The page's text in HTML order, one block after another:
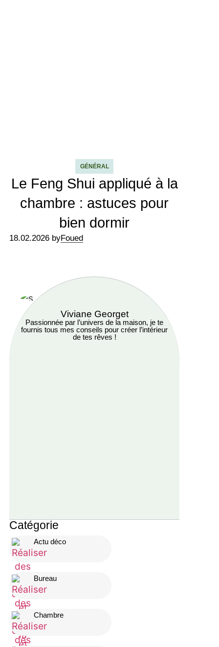
GÉNÉRAL
Le Feng Shui appliqué à la
chambre : astuces pour
bien dormir
18.02.2026 byFoued
Viviane Georget
Passionnée par l’univers de la maison, je te
fournis tous mes conseils pour créer l’intérieur
de tes rêves !
Catégorie
Actu déco
Bureau
Chambre